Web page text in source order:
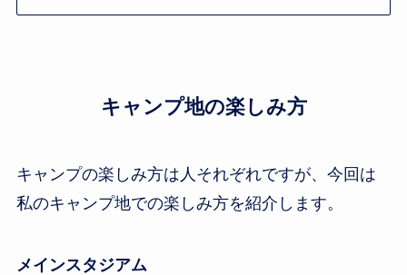
キャンプ地の楽しみ方
キャンプの楽しみ方は人それぞれですが、今回は
私のキャンプ地での楽しみ方を紹介します。
メインスタジアム